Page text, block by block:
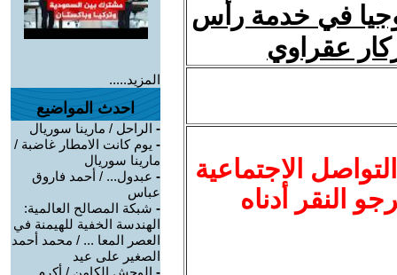
في خدمة رأس
عقراوي
الاجتماعية
النقر أدناه
المزيد.....
احدث المواضيع
- الراحل / مارينا سوريال
- يوم كانت الامطار غاضبة /
مارينا سوريال
- عبدول... / أحمد فاروق
عباس
- شبكة المصالح العالمية:
الهندسة الخفية للهيمنة في
العصر المعا ... / محمد أحمد
الصغير على عيد
- الوحش الكامن / أكرم